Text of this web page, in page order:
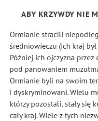
ABY KRZYWDY NIE
Ormianie stracili
średniowieczu (ich kraj
Później ich ojczyzna przez
pod panowaniem
Ormianie byli na swoim
i dyskryminowani. Wielu
którzy pozostali, stały się
cały kraj. Wiele z tych